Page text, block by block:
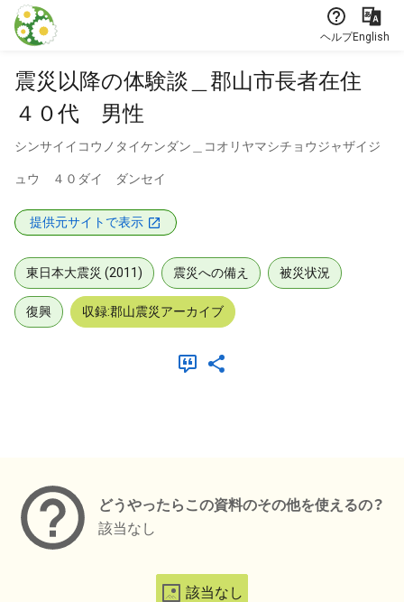
本文に飛ぶ
ヘルプEnglish
震災以降の体験談＿郡山市長者在住
４０代 男性
シンサイイコウノタイケンダン＿コオリヤマシチョウジャザイジ
ュウ ４０ダイ ダンセイ
提供元サイトで表示
東日本大震災 (2011) 震災への備え 被災状況
復興 収録:郡山震災アーカイブ
どうやったらこの資料のその他を使えるの？
該当なし
該当なし